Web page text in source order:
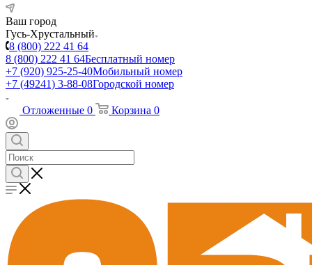
Ваш город
Гусь-Хрустальный
8 (800) 222 41 64
8 (800) 222 41 64Бесплатный номер
+7 (920) 925-25-40Мобильный номер
+7 (49241) 3-88-08Городской номер
Отложенные 0 Корзина 0